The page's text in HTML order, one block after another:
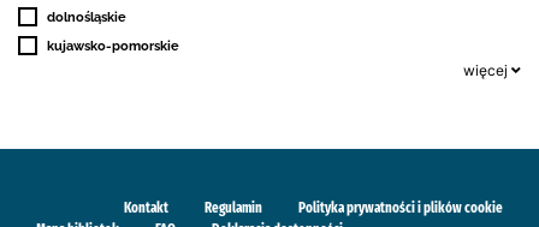
dolnośląskie
kujawsko-pomorskie
więcej
Kontakt Regulamin
Polityka prywatności i plików cookie